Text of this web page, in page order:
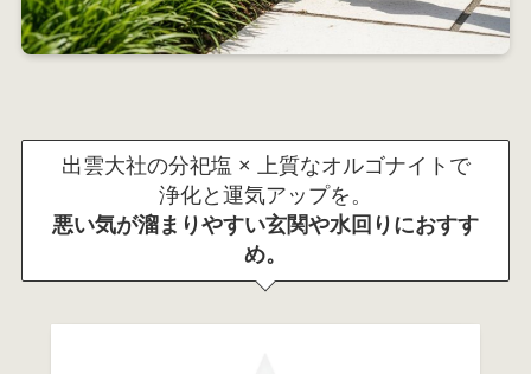
出雲大社の分祀塩 × 上質なオルゴナイトで
浄化と運気アップを。
悪い気が溜まりやすい玄関や水回りにおすす
め。